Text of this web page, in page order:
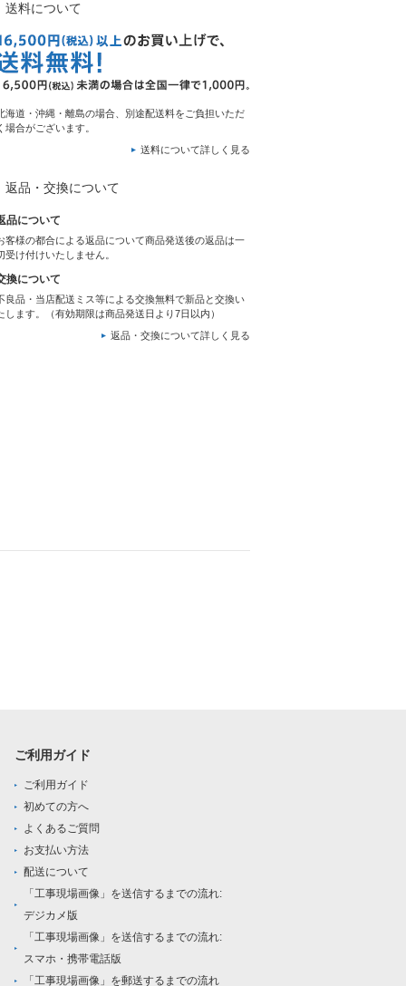
送料について
海道・沖縄・離島の場合、別途配送料をご負担いただ
場合がございます。
送料について詳しく見る
返品・交換について
品について
客様の都合による返品について商品発送後の返品は一
受け付けいたしません。
換について
良品・当店配送ミス等による交換無料で新品と交換い
します。（有効期限は商品発送日より7日以内）
返品・交換について詳しく見る
ご利用ガイド
ご利用ガイド
初めての方へ
よくあるご質問
お支払い方法
配送について
「工事現場画像」を送信するまでの流れ:
デジカメ版
「工事現場画像」を送信するまでの流れ:
スマホ・携帯電話版
「工事現場画像」を郵送するまでの流れ